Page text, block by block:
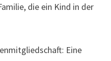
die ein Kind in der
Eine